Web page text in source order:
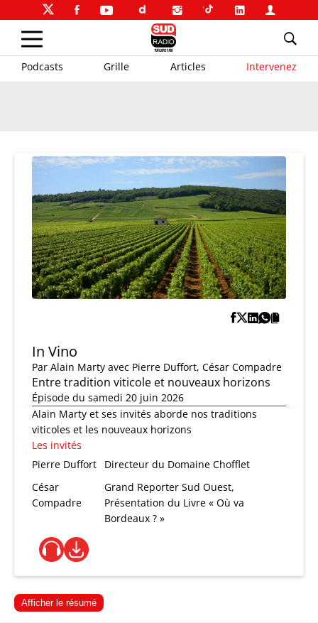
Podcasts Grille Articles Intervenez
In Vino
Par Alain Marty avec Pierre Duffort, César Compadre
Entre tradition viticole et nouveaux horizons
Épisode du samedi 20 juin 2026
Alain Marty et ses invités aborde nos traditions
viticoles et les nouveaux horizons
Les invités
Pierre Duffort
Directeur du Domaine Chofflet
César
Compadre
Grand Reporter Sud Ouest,
Présentation du Livre « Où va
Bordeaux ? »
Afficher le résumé